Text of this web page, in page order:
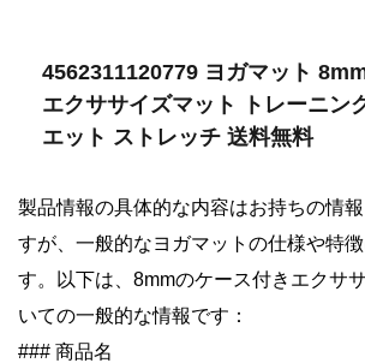
4562311120779 ヨガマット
エクササイズマット トレーニン
エット ストレッチ 送料無料
製品情報の具体的な内容はお持ちの情
すが、一般的なヨガマットの仕様や特
す。以下は、8mmのケース付きエクサ
いての一般的な情報です：
### 商品名